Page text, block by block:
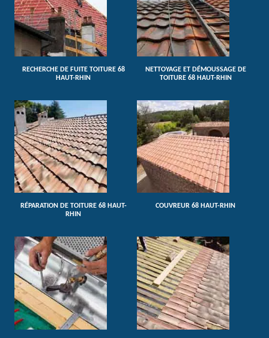
RECHERCHE DE FUITE TOITURE 68
HAUT-RHIN
NETTOYAGE ET DÉMOUSSAGE DE
TOITURE 68 HAUT-RHIN
RÉPARATION DE TOITURE 68 HAUT-
RHIN
COUVREUR 68 HAUT-RHIN